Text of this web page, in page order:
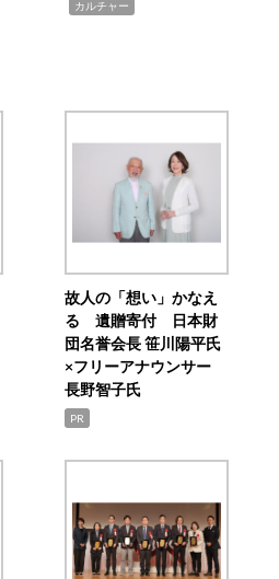
カルチャー
故人の「想い」かなえ
る 遺贈寄付 日本財
団名誉会長 笹川陽平氏
×フリーアナウンサー
長野智子氏
PR